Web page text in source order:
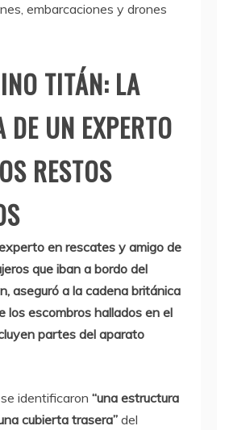
embarcaciones y drones
TITÁN: LA
DE UN EXPERTO
RESTOS
en rescates y amigo de
que iban a bordo del
aseguró a la cadena británica
los escombros hallados en el
partes del aparato
identificaron “una estructura
cubierta trasera” del